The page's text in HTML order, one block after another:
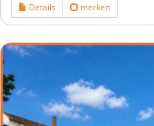
Details merken